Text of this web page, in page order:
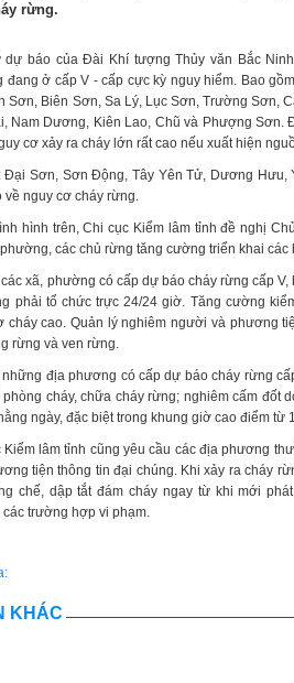
rừng.
dự báo của Đài Khí tượng Thủy văn Bắc
đang ở cấp V - cấp cực kỳ nguy hiểm. Bao
Sơn, Biên Sơn, Sa Lý, Lục Sơn, Trường Sơn,
Nam Dương, Kiên Lao, Chũ và Phượng Sơn.
cơ xảy ra cháy lớn rất cao nếu xuất hiện
Đại Sơn, Sơn Động, Tây Yên Tử, Dương
về nguy cơ cháy rừng.
hình trên, Chi cục Kiểm lâm tỉnh đề nghị
các chủ rừng tăng cường triển khai
xã, phường có cấp dự báo cháy rừng cấp
phải tổ chức trực 24/24 giờ. Tăng cường
cháy cao. Quản lý nghiêm người và phương
rừng và ven rừng.
địa phương có cấp dự báo cháy rừng
phòng cháy, chữa cháy rừng; nghiêm cấm đốt
ngày, đặc biệt trong khung giờ cao điểm từ
Kiểm lâm tỉnh cũng yêu cầu các địa phương
tiện thông tin đại chúng. Khi xảy ra cháy
chế, dập tắt đám cháy ngay từ khi mới
các trường hợp vi phạm.
KHÁC